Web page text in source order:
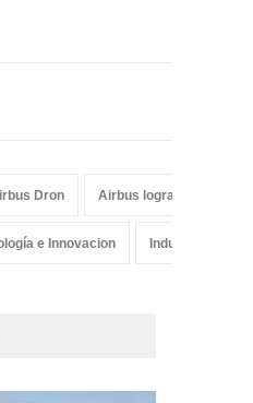
Dron Airbus logra el guiado y
e Innovacion Industria